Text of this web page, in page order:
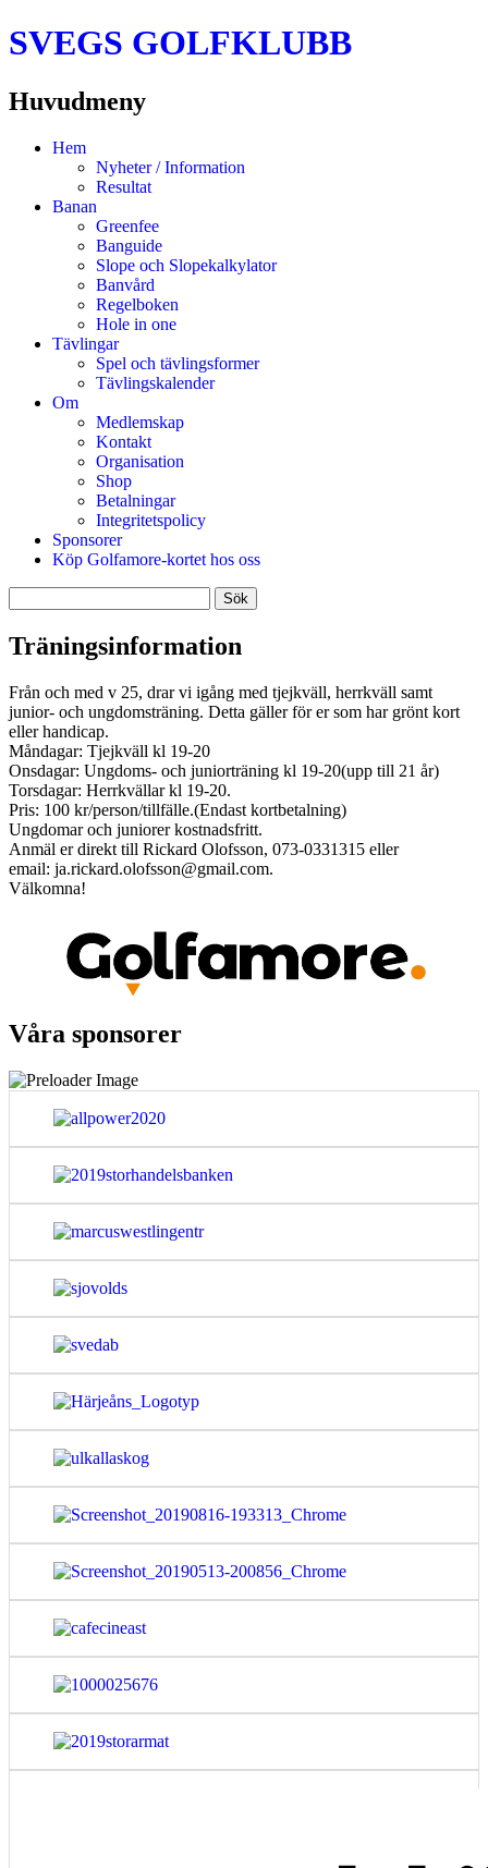
SVEGS GOLFKLUBB
Huvudmeny
HoppaHem
Nyheter / Information
Resultat
Banan
Greenfee
Banguide
Slope och Slopekalkylator
Banvård
Regelboken
Hole in one
Tävlingar
Spel och tävlingsformer
Tävlingskalender
Om
Medlemskap
Kontakt
Organisation
Shop
Betalningar
Integritetspolicy
Sponsorer
Köp Golfamore-kortet hos oss
efter:
Träningsinformation
Från och med v 25, drar vi igång med tjejkväll, herrkväll samt
junior- och ungdomsträning. Detta gäller för er som har grönt kort
eller handicap.
Måndagar: Tjejkväll kl 19-20
Onsdagar: Ungdoms- och juniorträning kl 19-20(upp till 21 år)
Torsdagar: Herrkvällar kl 19-20.
Pris: 100 kr/person/tillfälle.(Endast kortbetalning)
Ungdomar och juniorer kostnadsfritt.
Anmäl er direkt till Rickard Olofsson, 073-0331315 eller
email: ja.rickard.olofsson@gmail.com.
Välkomna!
Våra sponsorer